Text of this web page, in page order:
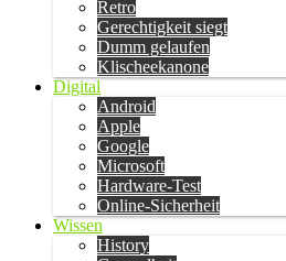
Retro
Gerechtigkeit siegt
Dumm gelaufen
Klischeekanone
Digital
Android
Apple
Google
Microsoft
Hardware-Test
Online-Sicherheit
Wissen
History